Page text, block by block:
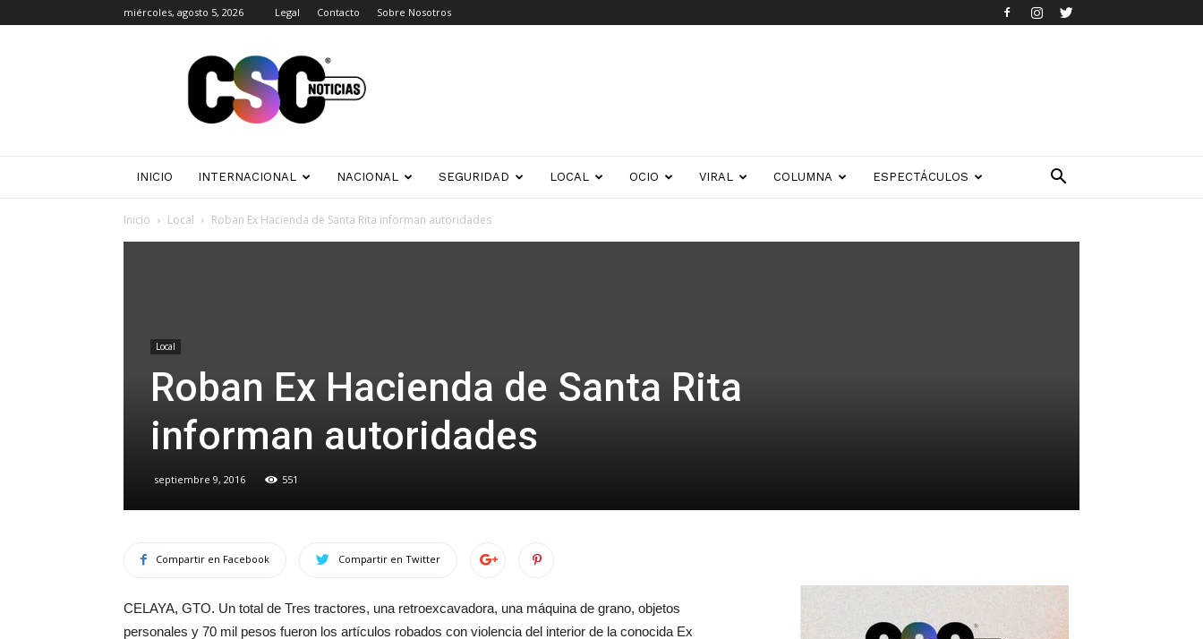
miércoles, agosto 5, 2026 Legal Contacto Sobre Nosotros
Noticias
INICIO INTERNACIONAL NACIONAL SEGURIDAD LOCAL OCIO VIRAL COLUMNA ESPECTÁCULOS
Inicio Local Roban Ex Hacienda de Santa Rita informan autoridades
Local
Roban Ex Hacienda de Santa Rita
informan autoridades
septiembre 9, 2016 551
Compartir en Facebook Compartir en Twitter
CELAYA, GTO. Un total de Tres tractores, una retroexcavadora, una máquina de grano, objetos
personales y 70 mil pesos fueron los artículos robados con violencia del interior de la conocida Ex